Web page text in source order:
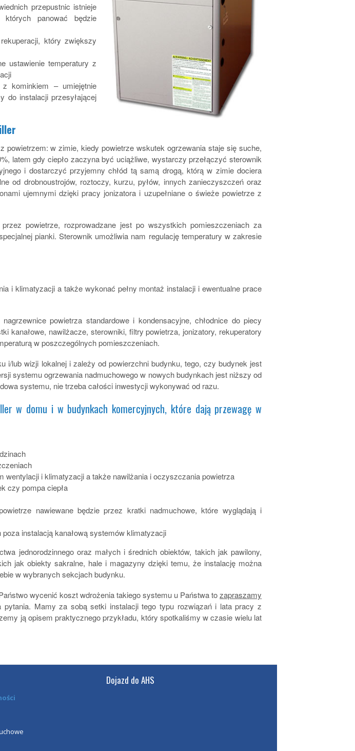
przepustnic istnieje
których panować będzie
który zwiększy
ustawienie temperatury z
kominkiem – umiejętnie
do instalacji przesyłającej
w zimie, kiedy powietrze wskutek ogrzewania staje się suche,
latem gdy ciepło zaczyna być uciążliwe, wystarczy przełączyć sterownik
i dostarczyć przyjemny chłód tą samą drogą, którą w zimie dociera
od drobnoustrojów, roztoczy, kurzu, pyłów, innych zanieczyszczeń oraz
ujemnymi dzięki pracy jonizatora i uzupełniane o świeże powietrze z
powietrze, rozprowadzane jest po wszystkich pomieszczeniach za
pianki. Sterownik umożliwia nam regulację temperatury w zakresie
i klimatyzacji a także wykonać pełny montaż instalacji i ewentualne prace
powietrza standardowe i kondensacyjne, chłodnice do piecy
kanałowe, nawilżacze, sterowniki, filtry powietrza, jonizatory, rekuperatory
w poszczególnych pomieszczeniach.
i/lub wizji lokalnej i zależy od powierzchni budynku, tego, czy budynek jest
systemu ogrzewania nadmuchowego w nowych budynkach jest niższy od
systemu, nie trzeba całości inwestycji wykonywać od razu.
w domu i w budynkach komercyjnych, które dają przewagę w
i klimatyzacji a także nawilżania i oczyszczania powietrza
czy pompa ciepła
nawiewane będzie przez kratki nadmuchowe, które wyglądają i
instalacją kanałową systemów klimatyzacji
jednorodzinnego oraz małych i średnich obiektów, takich jak pawilony,
jak obiekty sakralne, hale i magazyny dzięki temu, że instalację można
w wybranych sekcjach budynku.
wycenić koszt wdrożenia takiego systemu u Państwa tozapraszamy
pytania. Mamy za sobą setki instalacji tego typu rozwiązań i lata pracy z
ją opisem praktycznego przykładu, który spotkaliśmy w czasie wielu lat
Dojazd do AHS